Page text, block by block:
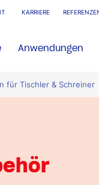
KARRIERE
Anwendungen
für Tischler & Schreiner